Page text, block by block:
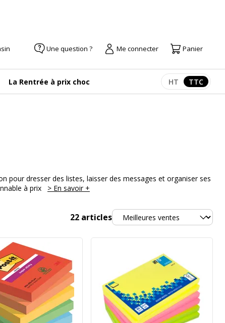
Une question ? Me connecter Panier
La Rentrée à prix choc Afficher les
HT TTC
pour dresser des listes, laisser des messages et organiser ses
à prix
> En savoir +
22 articlesTrier